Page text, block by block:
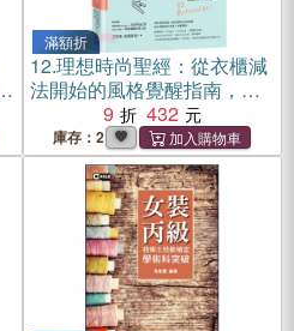
滿額折
12.理想時尚聖經：從衣櫃減
法開始的風格覺醒指南，專
屬關鍵字X穿搭公式 X九大經
典萬用單品，穿出最好的妳
自己！
9 432
庫存：2